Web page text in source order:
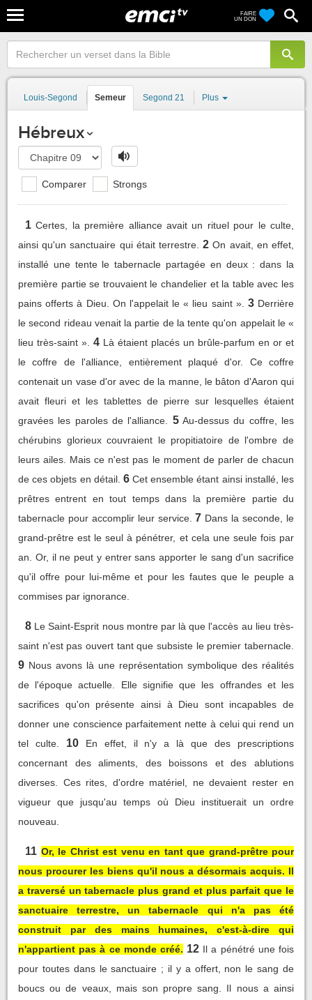
FAIRE
UN DON
Louis-Segond Semeur Segond 21 Plus
Hébreux
Comparer Strongs
1 Certes, la première alliance avait un rituel pour le culte,
ainsi qu'un sanctuaire qui était terrestre. 2 On avait, en effet,
installé une tente le tabernacle partagée en deux : dans la
première partie se trouvaient le chandelier et la table avec les
pains offerts à Dieu. On l'appelait le « lieu saint ». 3 Derrière
le second rideau venait la partie de la tente qu'on appelait le «
lieu très-saint ». 4 Là étaient placés un brûle-parfum en or et
le coffre de l'alliance, entièrement plaqué d'or. Ce coffre
contenait un vase d'or avec de la manne, le bâton d'Aaron qui
avait fleuri et les tablettes de pierre sur lesquelles étaient
gravées les paroles de l'alliance.
5 Au-dessus du coffre, les
chérubins glorieux couvraient le propitiatoire de l'ombre de
leurs ailes. Mais ce n'est pas le moment de parler de chacun
de ces objets en détail. 6 Cet ensemble étant ainsi installé, les
prêtres entrent en tout temps dans la première partie du
tabernacle pour accomplir leur service. 7 Dans la seconde, le
grand-prêtre est le seul à pénétrer, et cela une seule fois par
an. Or, il ne peut y entrer sans apporter le sang d'un sacrifice
qu'il offre pour lui-même et pour les fautes que le peuple a
commises par ignorance.
8 Le Saint-Esprit nous montre par là que l'accès au lieu très-
saint n'est pas ouvert tant que subsiste le premier tabernacle.
9 Nous avons là une représentation symbolique des réalités
de l'époque actuelle. Elle signifie que les offrandes et les
sacrifices qu'on présente ainsi à Dieu sont incapables de
donner une conscience parfaitement nette à celui qui rend un
tel culte.
10
En effet, il n'y a là que des prescriptions
concernant des aliments, des boissons et des ablutions
diverses. Ces rites, d'ordre matériel, ne devaient rester en
vigueur que jusqu'au temps où Dieu instituerait un ordre
nouveau.
11 Or, le Christ est venu en tant que grand-prêtre pour
nous procurer les biens qu'il nous a désormais acquis. Il
a traversé un tabernacle plus grand et plus parfait que le
sanctuaire terrestre, un tabernacle qui n'a pas été
construit par des mains humaines, c'est-à-dire qui
n'appartient pas à ce monde créé. 12 Il a pénétré une fois
pour toutes dans le sanctuaire ; il y a offert, non le sang de
boucs ou de veaux, mais son propre sang. Il nous a ainsi